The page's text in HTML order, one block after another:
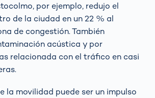
por ejemplo, redujo el
de la ciudad en un 22 % al
de congestión. También
acústica y por
relacionada con el tráfico en casi
la movilidad puede ser un impulso